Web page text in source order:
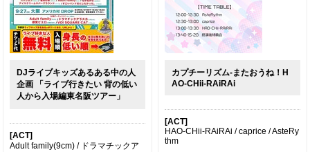
DJライブキッズあるある中の人
企画 「ライブ行きたい 背の低い
人から入場編東名阪ツアー」
[ACT]
Adult family(9cm) / ドラマチックア
カプチーリズム-またおうね！H
AO-CHii-RAiRAi
[ACT]
HAO-CHii-RAiRAi / caprice / AsteRy
thm